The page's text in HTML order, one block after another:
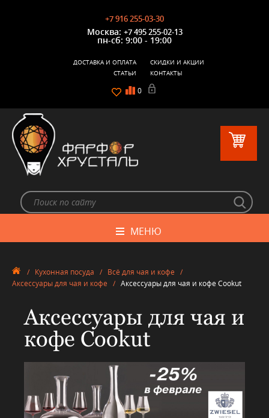
+7 916 255-03-30
Москва: +7 495 255-02-13
пн-сб: 9:00 - 19:00
0
ДОСТАВКА И ОПЛАТА
СКИДКИ И АКЦИИ
СТАТЬИ
КОНТАКТЫ
МЕНЮ
/ Кухонная посуда / Всё для чая и кофе /
Аксессуары для чая и кофе / Аксессуары для чая и кофе Cookut
Аксессуары для чая и
кофе Cookut